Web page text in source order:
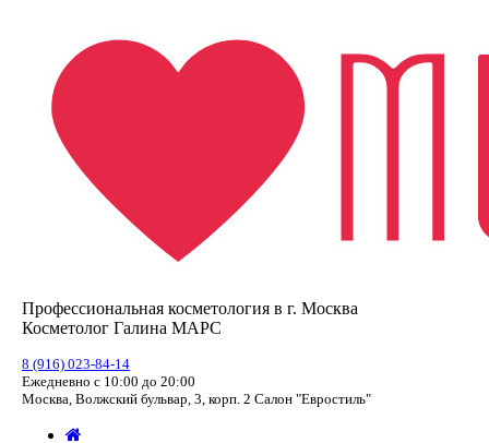
Профессиональная косметология в г. Москва
Косметолог Галина МАРС
8 (916) 023-84-14
Ежедневно с 10:00 до 20:00
Москва, Волжский бульвар, 3, корп. 2 Салон "Евростиль"